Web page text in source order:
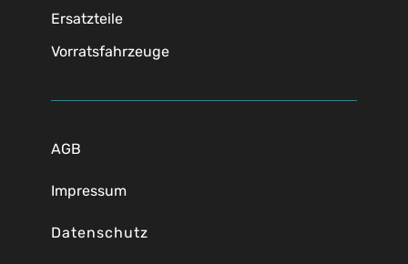
Ersatzteile
Vorratsfahrzeuge
AGB
Impressum
Datenschutz